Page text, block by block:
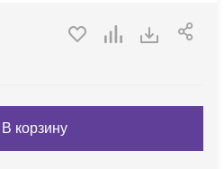
В корзину